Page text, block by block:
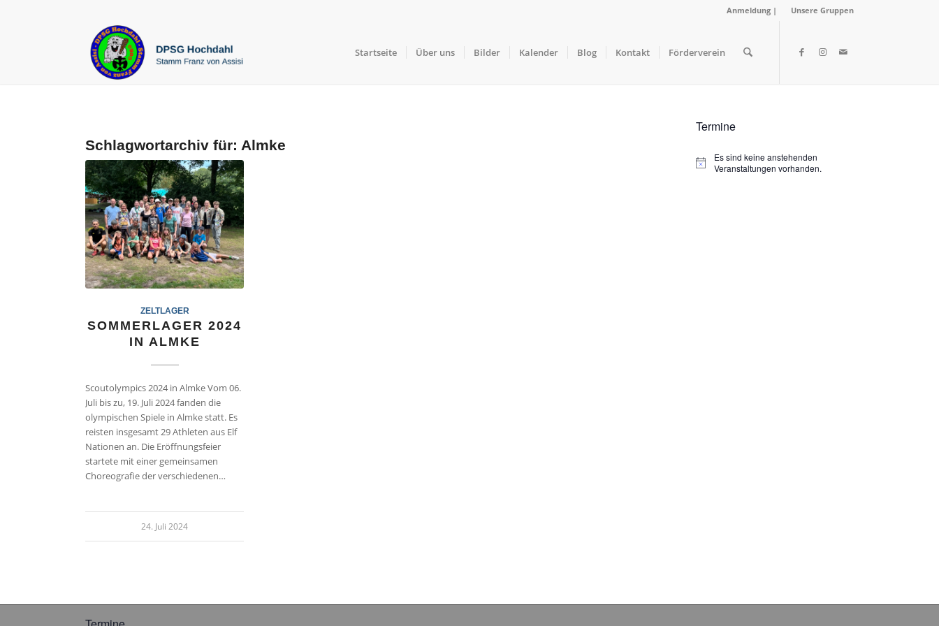
Anmeldung | Unsere Gruppen
Startseite Über uns Bilder Kalender Blog Kontakt Förderverein
Schlagwortarchiv für: Almke
ZELTLAGER
SOMMERLAGER 2024
IN ALMKE
Scoutolympics 2024 in Almke Vom 06.
Juli bis zu, 19. Juli 2024 fanden die
olympischen Spiele in Almke statt. Es
reisten insgesamt 29 Athleten aus Elf
Nationen an. Die Eröffnungsfeier
startete mit einer gemeinsamen
Choreografie der verschiedenen…
24. Juli 2024
Termine
Hinweis
Es sind keine anstehenden
Veranstaltungen vorhanden.